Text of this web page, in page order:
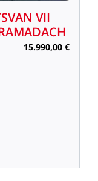
VII
15.990,00 €